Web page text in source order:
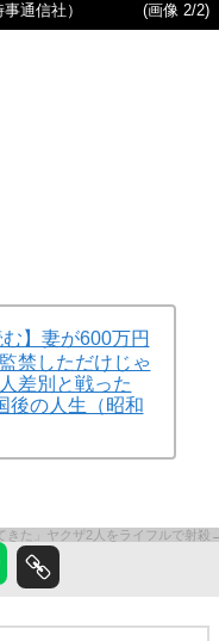
通信社） (画像 2/2)
む】妻が600万円
禁しただけじゃ
差別と戦った
後の人生（昭和
きた」ヤクザ2人をライフルで射